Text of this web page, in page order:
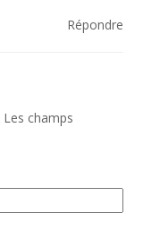
Répondre
Les champs